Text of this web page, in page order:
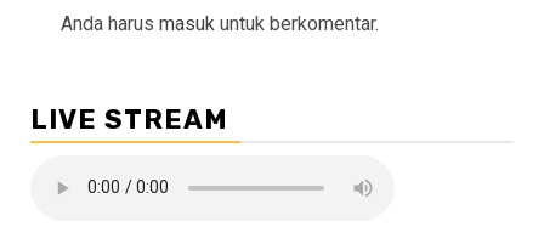
Anda harus masuk untuk berkomentar.
LIVE STREAM